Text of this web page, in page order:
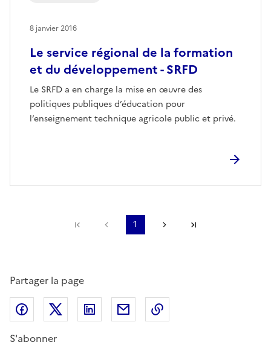
Le service régional de la formation
et du développement - SRFD
Le SRFD a en charge la mise en œuvre des
politiques publiques d’éducation pour
l’enseignement technique agricole public et privé.
8 janvier 2016
Première pagePage précédente
1 Page suivante
Partager la page
Partager sur Facebook
Partager sur X (anciennement Twitter)
Partager sur LinkedIn
Partager par email
S'abonner